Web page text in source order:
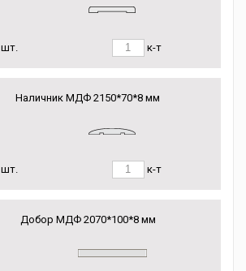
шт. к-т
Наличник МДФ 2150*70*8 мм
шт. к-т
Добор МДФ 2070*100*8 мм